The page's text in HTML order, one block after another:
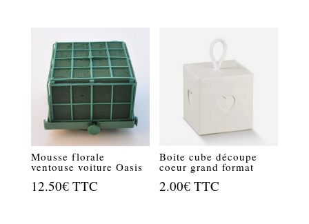
Mousse florale
ventouse voiture Oasis
12.50€ TTC
Boite cube découpe
coeur grand format
2.00€ TTC